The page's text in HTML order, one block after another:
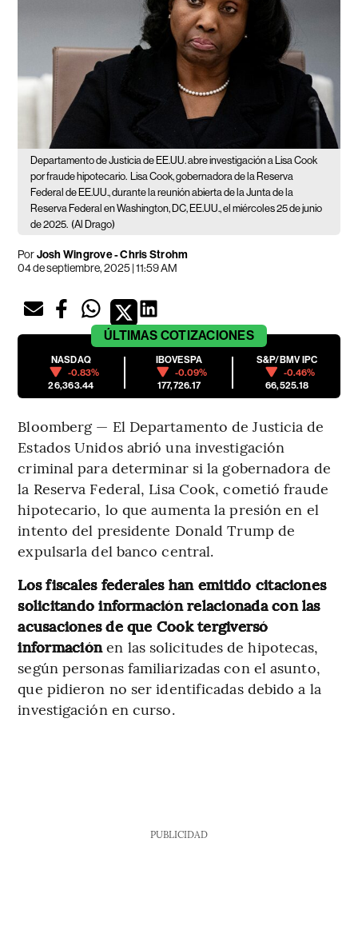
Departamento de Justicia de EE.UU. abre investigación a Lisa Cook
por fraude hipotecario.
Lisa Cook, gobernadora de la Reserva
Federal de EE.UU., durante la reunión abierta de la Junta de la
Reserva Federal en Washington, DC, EE.UU., el miércoles 25 de junio
de 2025. (Al Drago)
PorJosh Wingrove - Chris Strohm
04 de septiembre, 2025 | 11:59 AM
ÚLTIMAS COTIZACIONES
NASDAQ
-0.83%
26,363.44
IBOVESPA
-0.09%
177,726.17
S&P/BMV IPC
-0.46%
66,525.18
Bloomberg — El Departamento de Justicia de
Estados Unidos abrió una investigación
criminal para determinar si la gobernadora de
la Reserva Federal, Lisa Cook, cometió fraude
hipotecario, lo que aumenta la presión en el
intento del presidente Donald Trump de
expulsarla del banco central.
Los fiscales federales han emitido citaciones
solicitando información relacionada con las
acusaciones de que Cook tergiversó
informaciónen las solicitudes de hipotecas,
según personas familiarizadas con el asunto,
que pidieron no ser identificadas debido a la
investigación en curso.
PUBLICIDAD